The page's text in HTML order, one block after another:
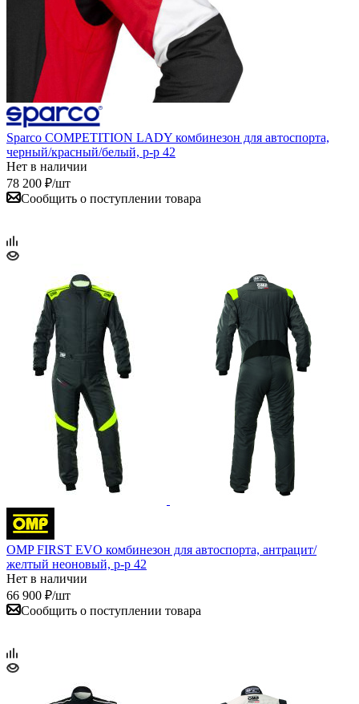
Sparco COMPETITION LADY комбинезон для автоспорта,
черный/красный/белый, р-р 42
Нет в наличии
78 200 ₽/шт
Сообщить о поступлении товара
OMP FIRST EVO комбинезон для автоспорта, антрацит/
желтый неоновый, р-р 42
Нет в наличии
66 900 ₽/шт
Сообщить о поступлении товара